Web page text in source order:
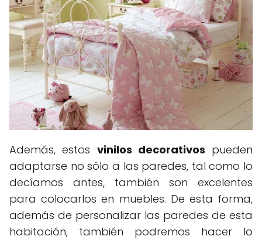
Además, estos vinilos decorativos pueden
adaptarse no sólo a las paredes, tal como lo
decíamos antes, también son excelentes
para colocarlos en muebles. De esta forma,
además de personalizar las paredes de esta
habitación, también podremos hacer lo